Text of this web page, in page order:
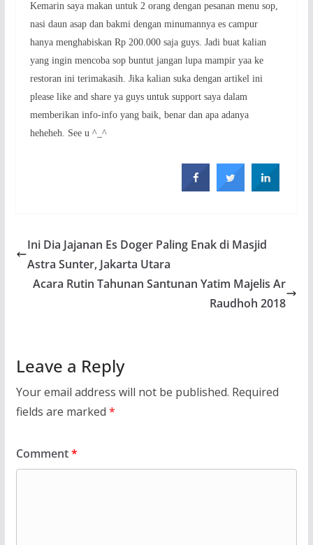
Kemarin saya makan untuk 2 orang dengan pesanan menu sop,
nasi daun asap dan bakmi dengan minumannya es campur
hanya menghabiskan Rp 200.000 saja guys. Jadi buat kalian
yang ingin mencoba sop buntut jangan lupa mampir yaa ke
restoran ini terimakasih. Jika kalian suka dengan artikel ini
please like and share ya guys untuk support saya dalam
memberikan info-info yang baik, benar dan apa adanya
heheheh. See u ^_^
Ini Dia Jajanan Es Doger Paling Enak di Masjid
Astra Sunter, Jakarta Utara
Acara Rutin Tahunan Santunan Yatim Majelis Ar
Raudhoh 2018
Leave a Reply
Your email address will not be published. Required
fields are marked *
Comment*